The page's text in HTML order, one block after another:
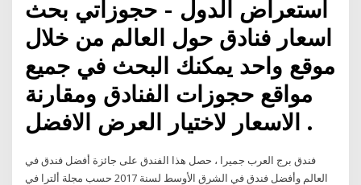
استعراض الدول - حجوزاتي بحث
اسعار فنادق حول العالم من خلال
موقع واحد يمكنك البحث في جميع
مواقع حجوزات الفنادق ومقارنة
الاسعار لاختيار العرض الافضل .
فندق برج العرب جميرا ، حصل هذا الفندق على جائزة أفضل فندق في
العالم وأفضل فندق في الشرق الأوسط لسنة 2017 حسب مجلة ألترا في